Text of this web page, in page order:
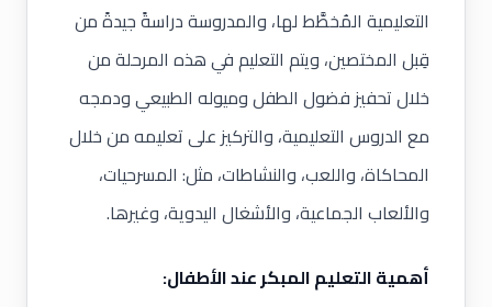
التعليمية المُخطَّط لها، والمدروسة دراسةً جيدةً من
قِبل المختصين، ويتم التعليم في هذه المرحلة من
خلال تحفيز فضول الطفل وميوله الطبيعي ودمجه
مع الدروس التعليمية، والتركيز على تعليمه من خلال
المحاكاة، واللعب، والنشاطات، مثل: المسرحيات،
والألعاب الجماعية، والأشغال اليدوية، وغيرها.
أهمية التعليم المبكر عند الأطفال: